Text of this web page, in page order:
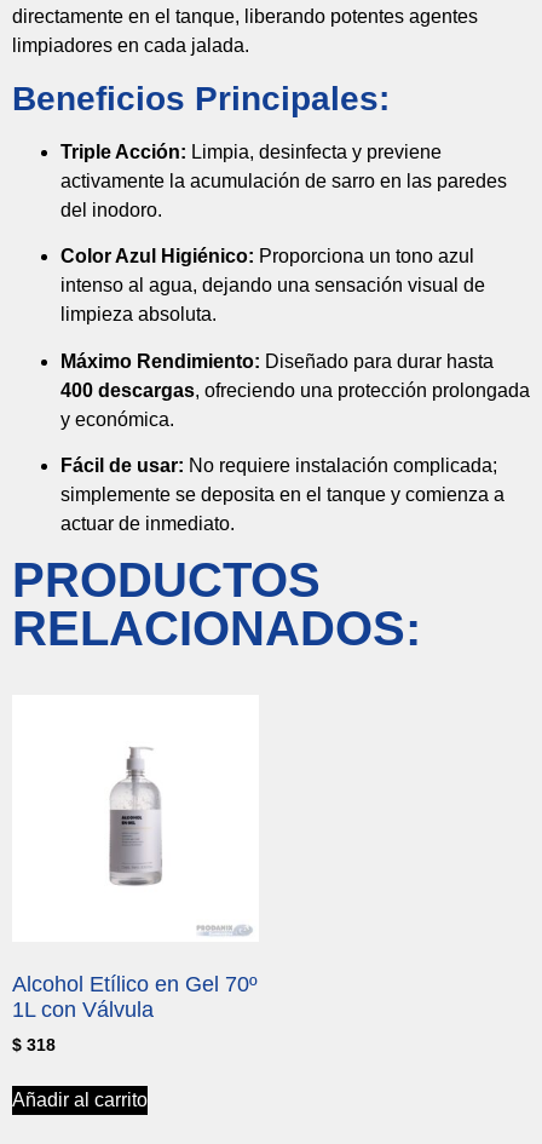
directamente en el tanque, liberando potentes agentes
limpiadores en cada jalada.
Beneficios Principales:
Triple Acción: Limpia, desinfecta y previene
activamente la acumulación de sarro en las paredes
del inodoro.
Color Azul Higiénico: Proporciona un tono azul
intenso al agua, dejando una sensación visual de
limpieza absoluta.
Máximo Rendimiento: Diseñado para durar hasta
400 descargas, ofreciendo una protección prolongada
y económica.
Fácil de usar: No requiere instalación complicada;
simplemente se deposita en el tanque y comienza a
actuar de inmediato.
PRODUCTOS
RELACIONADOS:
Alcohol Etílico en Gel 70º
1L con Válvula
$ 318
Añadir al carrito